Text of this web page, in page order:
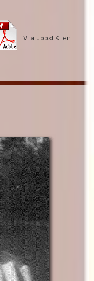
Vita Jobst Klien